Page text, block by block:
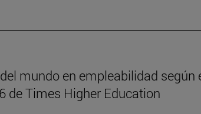
mundo en empleabilidad según
de Times Higher Education